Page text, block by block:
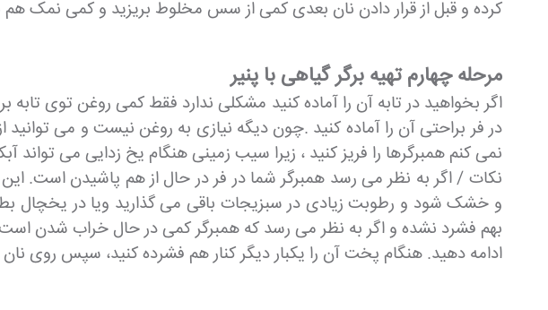
کرده و قبل از قرار دادن نان بعدی کمی از سس مخلوط بریزید و کمی نمک هم
مرحله چهارم تهیه برگر گیاهی با پنیر
اگر بخواهید در تابه آن را آماده کنید مشکلی ندارد فقط کمی روغن توی تابه
در فر براحتی آن را آماده کنید .چون دیگه نیازی به روغن نیست و می
نمی کنم همبرگرها را فریز کنید ، زیرا سیب زمینی هنگام یخ زدایی می
نکات / اگر به نظر می رسد همبرگر شما در فر در حال از هم پاشیدن است.
و خشک شود و رطوبت زیادی در سبزیجات باقی می گذارید ویا در یخچال
بهم فشرد نشده و اگر به نظر می رسد که همبرگر کمی در حال خراب شدن است ،
ادامه دهید. هنگام پخت آن را یکبار دیگر کنار هم فشرده کنید، سپس روی